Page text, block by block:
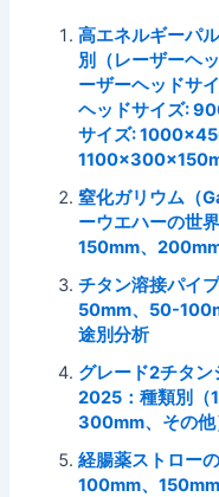
高エネルギーパ
別（レーザーヘ
ーザーヘッドサ
ヘッドサイズ:
サイズ:
窒化ガリウム（
ーウエハーの世
150mm、
チタン溶接パイ
50mm、50-
途別分析
グレード2チタ
2025：種類別
300mm、その他
経腸薬ストロー
100mm、